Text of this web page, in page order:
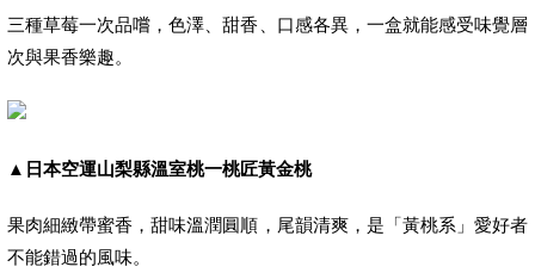
三種草莓一次品嚐，色澤、甜香、口感各異，一盒就能感受味覺層
次與果香樂趣。
▲ 日本空運山梨縣溫室桃一桃匠黃金桃
果肉細緻帶蜜香，甜味溫潤圓順，尾韻清爽，是「黃桃系」愛好者
不能錯過的風味。